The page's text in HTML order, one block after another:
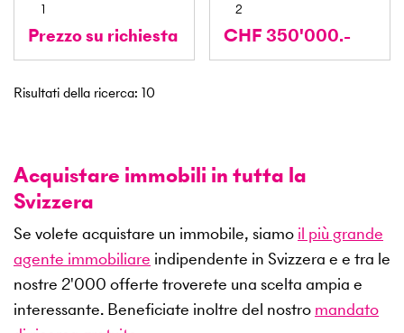
1
Prezzo su richiesta
2
CHF 350'000.-
Risultati della ricerca: 10
Acquistare immobili in tutta la
Svizzera
Se volete acquistare un immobile, siamo il più grande
agente immobiliare indipendente in Svizzera e e tra le
nostre 2'000 offerte troverete una scelta ampia e
interessante. Beneficiate inoltre del nostro mandato